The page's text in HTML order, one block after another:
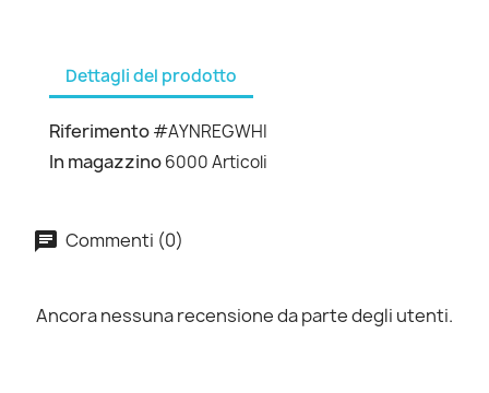
Dettagli del prodotto
Riferimento#AYNREGWHI
In magazzino6000 Articoli
Commenti (0)
Ancora nessuna recensione da parte degli utenti.